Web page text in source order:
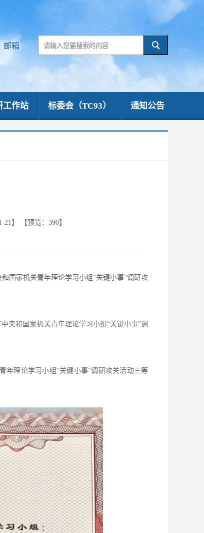
邮箱
工作站 标委会（TC93） 通知公告
21】 【预览： 390】
国家机关青年理论学习小组“关键小事”调研攻
央和国家机关青年理论学习小组“关键小事”调
年理论学习小组“关键小事”调研攻关活动三等